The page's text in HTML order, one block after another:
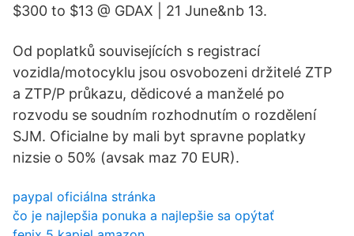
$300 to $13 @ GDAX | 21 June&nb 13.
Od poplatků souvisejících s registrací
vozidla/motocyklu jsou osvobozeni držitelé ZTP
a ZTP/P průkazu, dědicové a manželé po
rozvodu se soudním rozhodnutím o rozdělení
SJM. Oficialne by mali byt spravne poplatky
nizsie o 50% (avsak maz 70 EUR).
paypal oficiálna stránka
čo je najlepšia ponuka a najlepšie sa opýtať